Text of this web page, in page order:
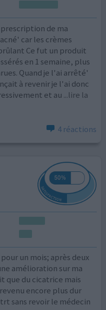
de ma
car les crèmes
Ce fut un produit
en 1 semaine, plus
Quand je l'ai arrêté'
à revenir je l'ai donc
et au ...lire la
4 réactions
un mois; après deux
amélioration sur ma
que du cicatrice mais
encore plus dur
sans revoir le médecin